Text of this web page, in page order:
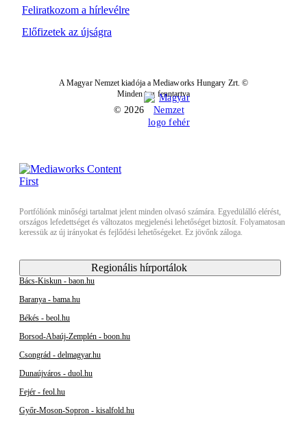
Feliratkozom a hírlevélre
Előfizetek az újságra
A Magyar Nemzet kiadója a Mediaworks Hungary Zrt. ©
Minden jog fenntartva
© 2026
Portfóliónk minőségi tartalmat jelent minden olvasó számára. Egyedülálló elérést,
országos lefedettséget és változatos megjelenési lehetőséget biztosít. Folyamatosan
keressük az új irányokat és fejlődési lehetőségeket. Ez jövőnk záloga.
Regionális hírportálok
Bács-Kiskun - baon.hu
Baranya - bama.hu
Békés - beol.hu
Borsod-Abaúj-Zemplén - boon.hu
Csongrád - delmagyar.hu
Dunaújváros - duol.hu
Fejér - feol.hu
Győr-Moson-Sopron - kisalfold.hu